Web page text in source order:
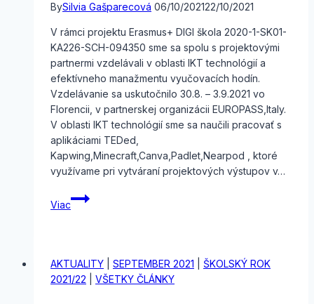
BySilvia Gašparecová 06/10/202122/10/2021
V rámci projektu Erasmus+ DIGI škola 2020-1-SK01-
KA226-SCH-094350 sme sa spolu s projektovými
partnermi vzdelávali v oblasti IKT technológií a
efektívneho manažmentu vyučovacích hodín.
Vzdelávanie sa uskutočnilo 30.8. – 3.9.2021 vo
Florencii, v partnerskej organizácii EUROPASS,Italy.
V oblasti IKT technológií sme sa naučili pracovať s
aplikáciami TEDed,
Kapwing,Minecraft,Canva,Padlet,Nearpod , ktoré
využívame pri vytváraní projektových výstupov v…
Viac
Erasmus+
Digi
AKTUALITY SEPTEMBER 2021
ŠKOLSKÝ ROK
2021/22
VŠETKY ČLÁNKY